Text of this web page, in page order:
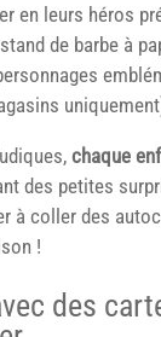
en leurs héros
de barbe à
chaque
des petites
à coller des
!
des